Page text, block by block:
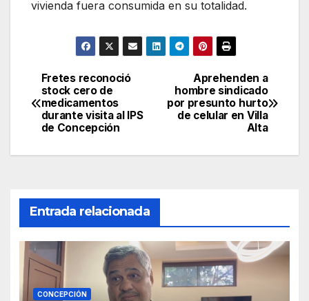
vivienda fuera consumida en su totalidad.
Navegación
de
entradas
Aprehenden a
hombre sindicado
por presunto hurto
de celular en Villa
Alta
Fretes reconoció
stock cero de
medicamentos
durante visita al IPS
de Concepción
Entrada relacionada
CONCEPCIÓN